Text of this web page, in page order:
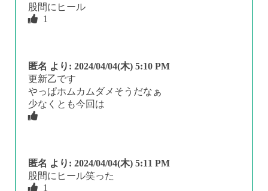
股間にヒール
1
匿名 より: 2024/04/04(木) 5:10 PM
更新乙です
やっぱホムカムダメそうだなぁ
少なくとも今回は
匿名 より: 2024/04/04(木) 5:11 PM
股間にヒール笑った
1